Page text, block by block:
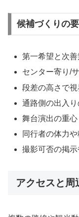
候補づくりの要
第一希望と次善
センター寄り/
段差の高さで視
通路側の出入り
舞台演出の重心
同行者の体力や
撮影可否の掲示
アクセスと周